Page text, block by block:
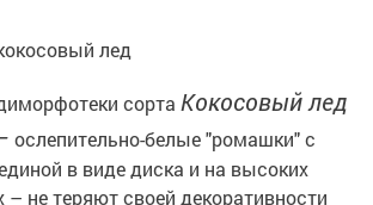
сорта Кокосовый лед
ослепительно-белые "ромашки" с
в виде диска и на высоких
– не теряют своей декоративности